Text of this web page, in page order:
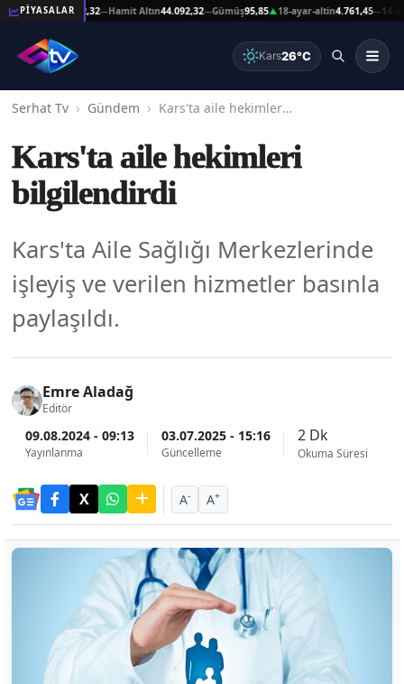
PİYASALAR
Altın44.092,32 —Hamit Altın44.092,32—Gümüş95,85▲18-ayar-altin4.761,45—14-ayar-
Kars26°C
Serhat Tv Gündem Kars'ta aile hekimleri bilgilendirdi
Kars'ta aile hekimleri
bilgilendirdi
Kars'ta Aile Sağlığı Merkezlerinde
işleyiş ve verilen hizmetler basınla
paylaşıldı.
Emre Aladağ
Editör
09.08.2024 - 09:13
Yayınlanma
03.07.2025 - 15:16
Güncelleme
2 Dk
Okuma Süresi
A- A+